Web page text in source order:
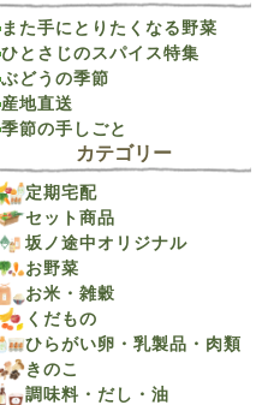
また手にとりたくなる野菜
ひとさじのスパイス特集
ぶどうの季節
産地直送
季節の手しごと
カテゴリー
定期宅配
セット商品
坂ノ途中オリジナル
お野菜
お米・雑穀
くだもの
ひらがい卵・乳製品・肉類
きのこ
調味料・だし・油